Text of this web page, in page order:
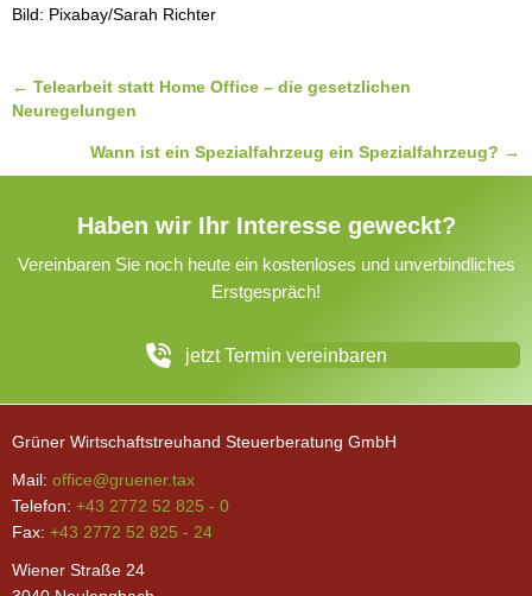
Bild: Pixabay/Sarah Richter
Posts
navigation
← Telearbeit statt Home Office – die gesetzlichen
Neuregelungen
Wann ist ein Spezialfahrzeug ein Spezialfahrzeug? →
Haben wir Ihr Interesse geweckt?
Vereinbaren Sie noch heute ein kostenloses und unverbindliches
Erstgespräch!
jetzt Termin vereinbaren
Grüner Wirtschaftstreuhand Steuerberatung GmbH
Mail: office@gruener.tax
Telefon: +43 2772 52 825 - 0
Fax: +43 2772 52 825 - 24
Wiener Straße 24